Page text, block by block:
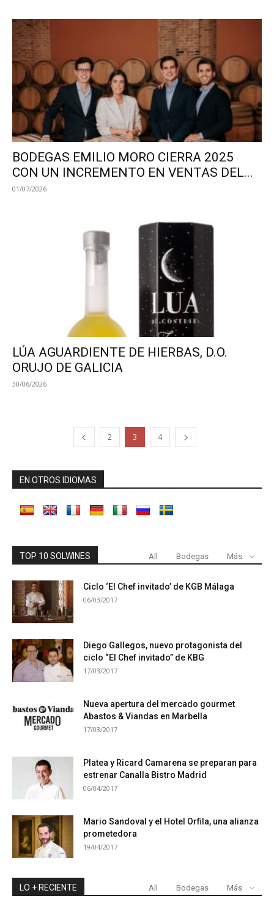
BODEGAS EMILIO MORO CIERRA 2025
CON UN INCREMENTO EN VENTAS DEL...
01/07/2026
LÚA AGUARDIENTE DE HIERBAS, D.O.
ORUJO DE GALICIA
30/06/2026
2 3 4
EN OTROS IDIOMAS
TOP 10 SOLWINES All Bodegas Más
Ciclo ‘El Chef invitado’ de KGB Málaga
06/03/2017
Diego Gallegos, nuevo protagonista del
ciclo “El Chef invitado” de KBG
17/03/2017
Nueva apertura del mercado gourmet
Abastos & Viandas en Marbella
17/03/2017
Platea y Ricard Camarena se preparan para
estrenar Canalla Bistro Madrid
06/04/2017
Mario Sandoval y el Hotel Orfila, una alianza
prometedora
19/04/2017
LO + RECIENTE All Bodegas Más